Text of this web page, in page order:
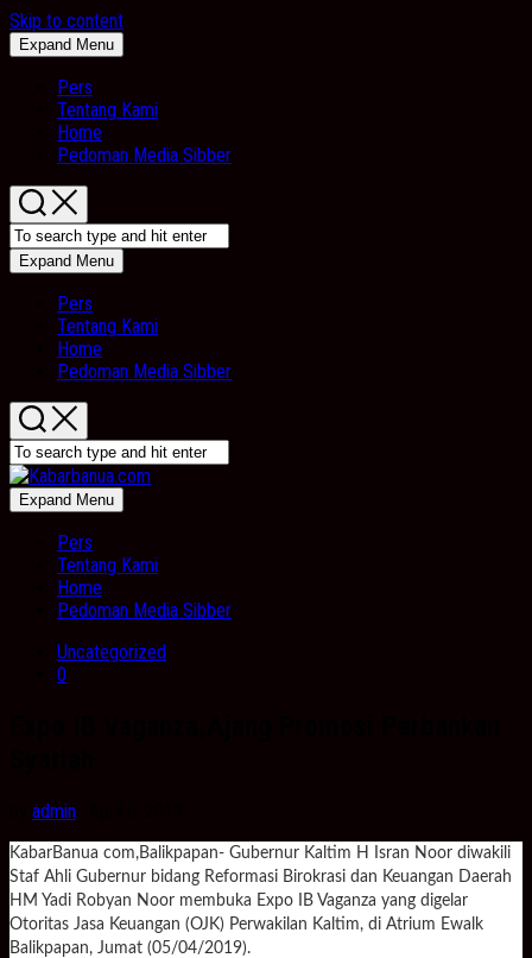
Skip to content
Expand Menu
Pers
Tentang Kami
Home
Pedoman Media Sibber
Expand Menu
Pers
Tentang Kami
Home
Pedoman Media Sibber
Expand Menu
Pers
Tentang Kami
Home
Pedoman Media Sibber
Uncategorized
0
admin
KabarBanua com,Balikpapan- Gubernur Kaltim H Isran Noor diwakili
Staf Ahli Gubernur bidang Reformasi Birokrasi dan Keuangan Daerah
HM Yadi Robyan Noor membuka Expo IB Vaganza yang digelar
Otoritas Jasa Keuangan (OJK) Perwakilan Kaltim, di Atrium Ewalk
Balikpapan, Jumat (05/04/2019).